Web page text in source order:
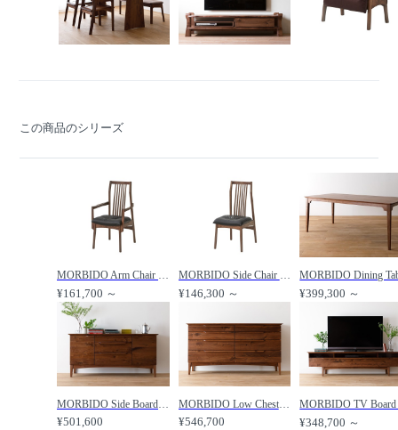
この商品のシリーズ
¥161,700 ～ ¥146,300 ～ ¥399,300 ～
¥501,600
MORBIDO Low Chest 168 / モルビド ローチェスト 168 /
¥546,700 ¥348,700 ～